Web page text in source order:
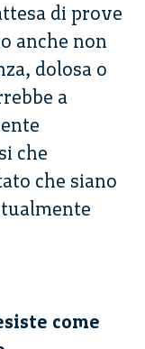
di prove
anche non
dolosa o
a
che
che siano
come